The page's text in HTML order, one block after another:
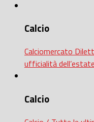
Calcio
Calciomercato
ufficialità
Calcio